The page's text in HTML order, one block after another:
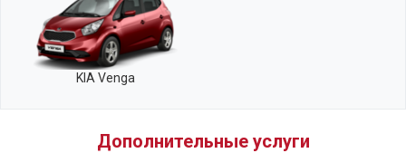
KIA Venga
Дополнительные услуги